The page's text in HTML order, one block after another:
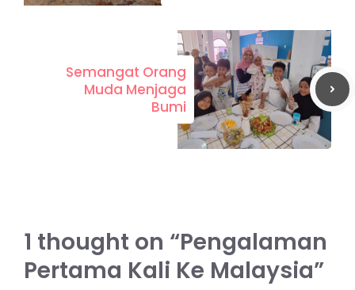
Semangat Orang
Muda Menjaga
Bumi
1 thought on “Pengalaman
Pertama Kali Ke Malaysia”